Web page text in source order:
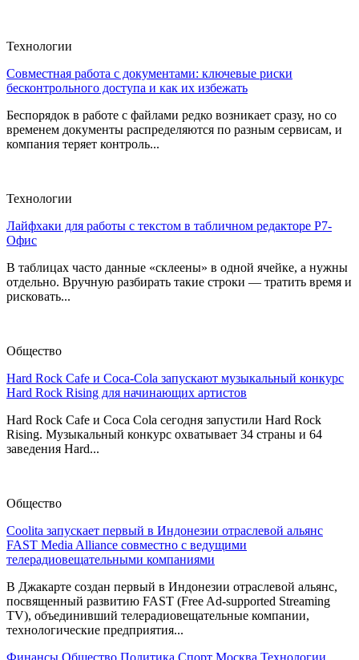
Технологии
Совместная работа с документами: ключевые риски
бесконтрольного доступа и как их избежать
Беспорядок в работе с файлами редко возникает сразу, но со
временем документы распределяются по разным сервисам, и
компания теряет контроль...
Технологии
Лайфхаки для работы с текстом в табличном редакторе Р7-
Офис
В таблицах часто данные «склеены» в одной ячейке, а нужны
отдельно. Вручную разбирать такие строки — тратить время и
рисковать...
Общество
Hard Rock Cafe и Coca-Cola запускают музыкальный конкурс
Hard Rock Rising для начинающих артистов
Hard Rock Cafe и Coca Cola сегодня запустили Hard Rock
Rising. Музыкальный конкурс охватывает 34 страны и 64
заведения Hard...
Общество
Coolita запускает первый в Индонезии отраслевой альянс
FAST Media Alliance совместно с ведущими
телерадиовещательными компаниями
В Джакарте создан первый в Индонезии отраслевой альянс,
посвященный развитию FAST (Free Ad-supported Streaming
TV), объединивший телерадиовещательные компании,
технологические предприятия...